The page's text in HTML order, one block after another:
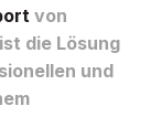
von
die Lösung
und